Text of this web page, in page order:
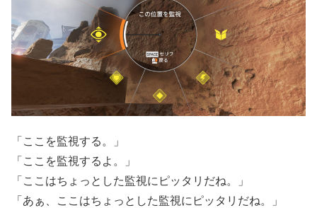
「ここを監視する。」
「ここを監視するよ。」
「ここはちょっとした監視にピッタリだね。」
「あぁ、ここはちょっとした監視にピッタリだね。」